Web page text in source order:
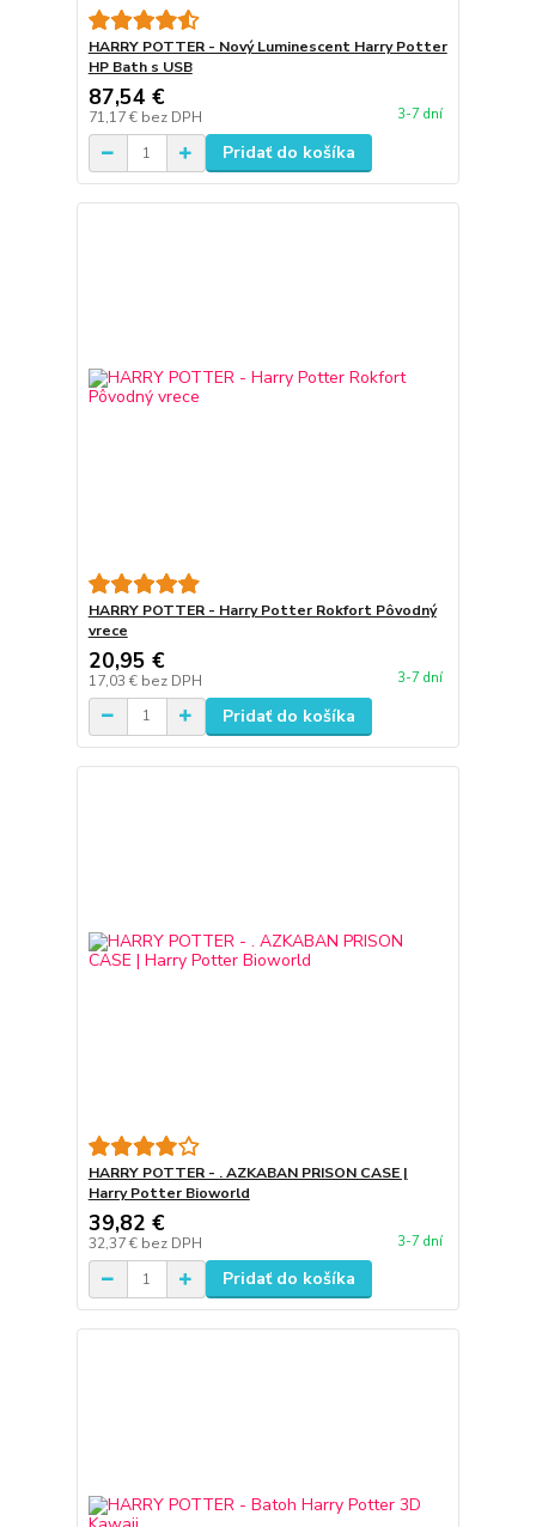
HARRY POTTER - Nový Luminescent Harry Potter
HP Bath s USB
87,54 €
71,17 € bez DPH 3-7 dní
Pridať do košíka
HARRY POTTER - Harry Potter Rokfort Pôvodný
vrece
20,95 €
17,03 € bez DPH 3-7 dní
Pridať do košíka
HARRY POTTER - . AZKABAN PRISON CASE |
Harry Potter Bioworld
39,82 €
32,37 € bez DPH 3-7 dní
Pridať do košíka